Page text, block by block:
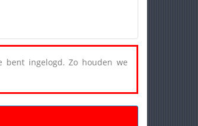
bent ingelogd. Zo houden we